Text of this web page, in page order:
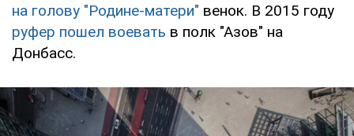
на голову "Родине-матери" венок. В 2015 году
руфер пошел воевать в полк "Азов" на
Донбасс.